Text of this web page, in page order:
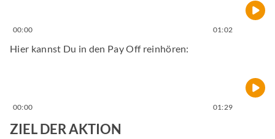
00:00 01:02
Hier kannst Du in den Pay Off reinhören:
00:00 01:29
ZIEL DER AKTION